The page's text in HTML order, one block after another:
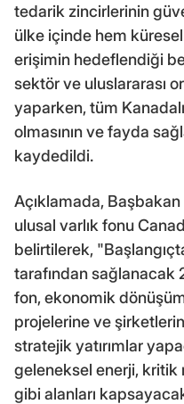
tedarik zincirlerinin
ülke içinde hem
erişimin hedeflendiği
sektör ve uluslararası
yaparken, tüm
olmasının ve fayda
kaydedildi.
Açıklamada,
ulusal varlık fonu
belirtilerek,
tarafından sağlanacak
fon, ekonomik
projelerine ve
stratejik yatırımlar
geleneksel enerji, kritik
gibi alanları